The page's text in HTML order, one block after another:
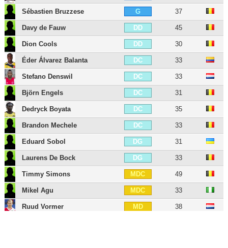
Sébastien Bruzzese G 37
Davy de Fauw DD 45
Dion Cools DD 30
Éder Álvarez Balanta DC 33
Stefano Denswil DC 33
Björn Engels DC 31
Dedryck Boyata DC 35
Brandon Mechele DC 33
Eduard Sobol DG 31
Laurens De Bock DG 33
Timmy Simons MDC 49
Mikel Agu MDC 33
Ruud Vormer MD 38